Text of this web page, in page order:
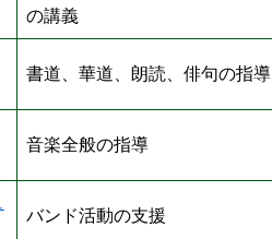
の講義
書道、華道、朗読、俳句の指導
音楽全般の指導
バンド活動の支援